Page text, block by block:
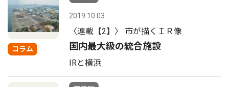
コラム
2019.10.03
〈連載【2】〉 市が描くＩＲ像
国内最大級の統合施設
IRと横浜